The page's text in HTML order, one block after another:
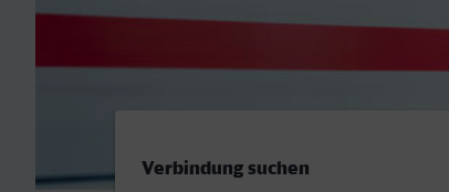
Verbindung suchen